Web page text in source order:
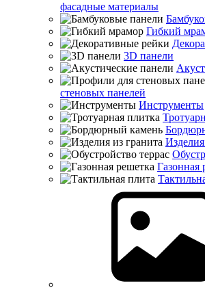
фасадные материалы
Гибкий
3D панели
стеновых панелей
Инструменты
Газонная